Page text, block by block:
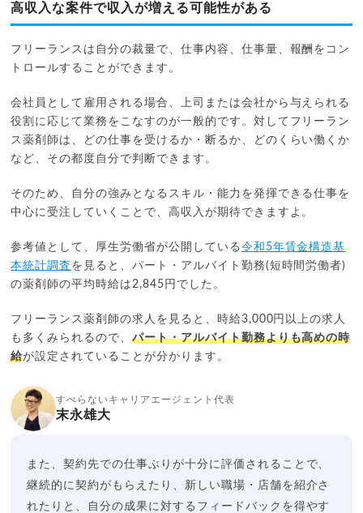
高収入な案件で収入が増える可能性がある
フリーランスは自分の裁量で、仕事内容、仕事量、報酬をコン
トロールすることができます。
会社員として雇用される場合、上司または会社から与えられる
役割に応じて業務をこなすのが一般的です。対してフリーラン
ス薬剤師は、どの仕事を受けるか・断るか、どのくらい働くか
など、その都度自分で判断できます。
そのため、自分の強みとなるスキル・能力を発揮できる仕事を
中心に受注していくことで、高収入が期待できますよ。
参考値として、厚生労働省が公開している 令和5年賃金構造基
本統計調査 を見ると、パート・アルバイト勤務(短時間労働者)
の薬剤師の平均時給は2,845円でした。
フリーランス薬剤師の求人を見ると、時給3,000円以上の求人
も多くみられるので、パート・アルバイト勤務よりも高めの時
給が設定されていることが分かります。
すべらないキャリアエージェント代表
末永雄大
また、契約先での仕事ぶりが十分に評価されることで、
継続的に契約がもらえたり、新しい職場・店舗を紹介さ
れたりと、自分の成果に対するフィードバックを得やす